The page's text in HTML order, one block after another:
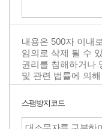
스팸방지코드